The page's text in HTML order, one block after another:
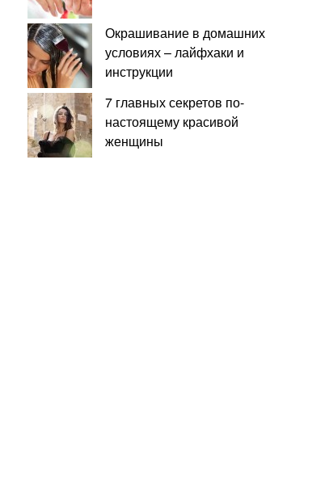
Окрашивание в домашних
условиях – лайфхаки и
инструкции
7 главных секретов по-
настоящему красивой
женщины